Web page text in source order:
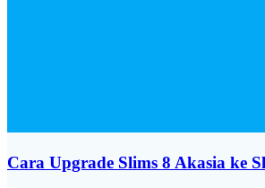
Cara Upgrade Slims 8 Akasia ke